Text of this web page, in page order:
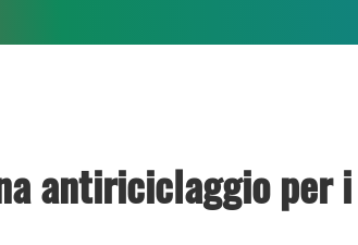
antiriciclaggio per i